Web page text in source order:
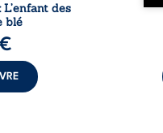
L’enfant des
blé